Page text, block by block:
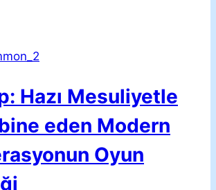
Hazı Mesuliyetle
eden Modern
Oyun